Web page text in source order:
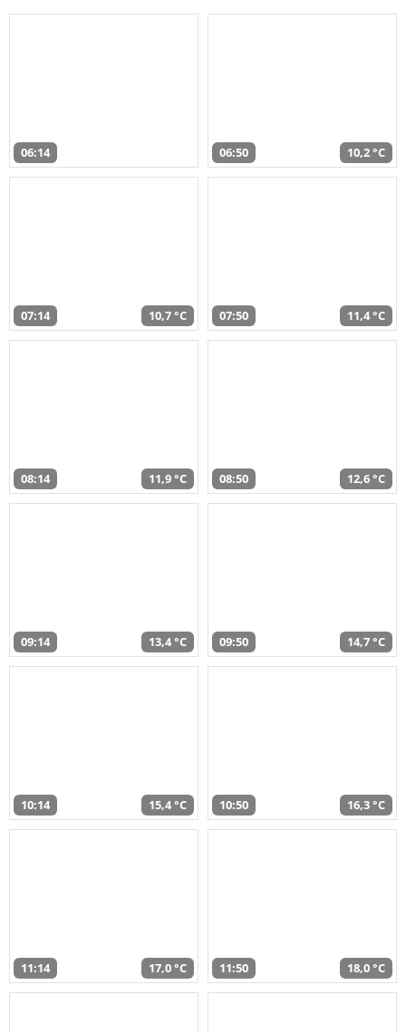
06:14 06:50 10,2 °C
07:14 10,7 °C 07:50 11,4 °C
08:14 11,9 °C 08:50 12,6 °C
09:14 13,4 °C 09:50 14,7 °C
10:14 15,4 °C 10:50 16,3 °C
11:14 17,0 °C 11:50 18,0 °C